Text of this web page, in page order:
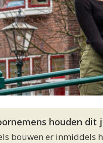
houden dit
bouwen er inmiddels